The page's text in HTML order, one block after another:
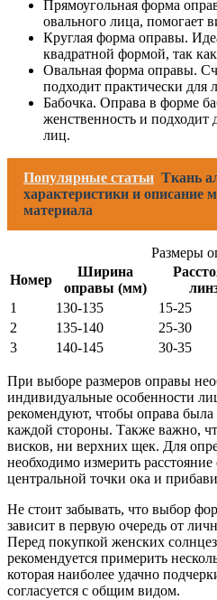
Прямоугольная форма
овального лица, помогает
Круглая форма оправы.
квадратной формой, так
Овальная форма оправы.
подходит практически
Бабочка. Оправа в форме
женственность и подходит
лиц.
Популярные статьи Ткань
характеристики и описание
материала
Размеры
Номер
Ширина
оправы (мм)
1
130-135 15-25
2
135-140 25-30
3
140-145 30-35
При выборе размеров оправы
индивидуальные особенности
рекомендуют, чтобы оправа
каждой стороны. Также важно,
висков, ни верхних щек. Для
необходимо измерить
центральной точки ока и
Не стоит забывать, что выбор
зависит в первую очередь от
Перед покупкой женских
рекомендуется примерить
которая наиболее удачно
согласуется с общим видом.